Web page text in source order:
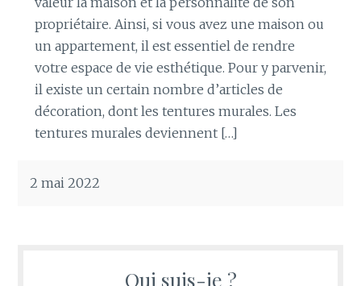
propriétaire. Ainsi, si vous avez une maison ou
un appartement, il est essentiel de rendre
votre espace de vie esthétique. Pour y parvenir,
il existe un certain nombre d’articles de
décoration, dont les tentures murales. Les
tentures murales deviennent […]
2 mai 2022
Qui suis-je ?